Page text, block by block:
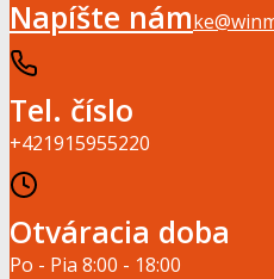
Napíšte nám
Tel. číslo
+421915955220
Otváracia doba
Po - Pia 8:00 - 18:00